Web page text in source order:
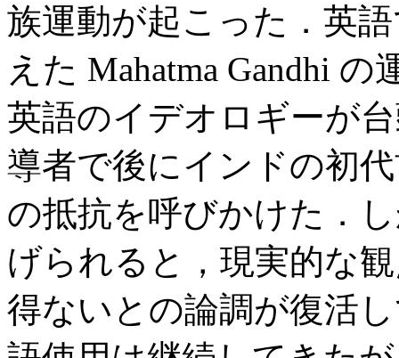
族運動が起こった．英
えた Mahatma Gandhi
英語のイデオロギーが
導者で後にインドの初
の抵抗を呼びかけた．
げられると，現実的な
得ないとの論調が復活